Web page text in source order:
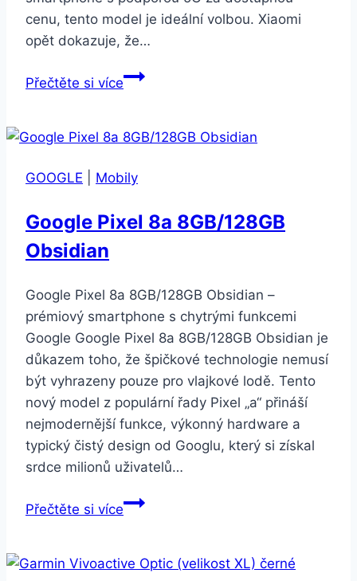
cenu, tento model je ideální volbou. Xiaomi
opět dokazuje, že…
Přečtěte si víceXiaomi
14
8GB/256GB
Black
GOOGLE Mobily
Google Pixel 8a 8GB/128GB
Obsidian
Google Pixel 8a 8GB/128GB Obsidian –
prémiový smartphone s chytrými funkcemi
Google Google Pixel 8a 8GB/128GB Obsidian je
důkazem toho, že špičkové technologie nemusí
být vyhrazeny pouze pro vlajkové lodě. Tento
nový model z populární řady Pixel „a“ přináší
nejmodernější funkce, výkonný hardware a
typický čistý design od Googlu, který si získal
srdce milionů uživatelů…
Přečtěte si víceGoogle
8GB/128GB